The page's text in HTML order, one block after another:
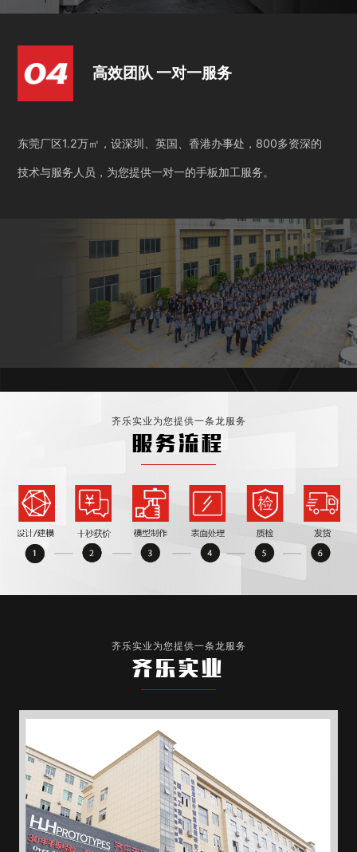
高效团队 一对一服务
东莞厂区1.2万㎡，设深圳、英国、香港办事处，800多资深的
技术与服务人员，为您提供一对一的手板加工服务。
齐乐实业为您提供一条龙服务
服务流程
齐乐实业为您提供一条龙服务
齐乐实业